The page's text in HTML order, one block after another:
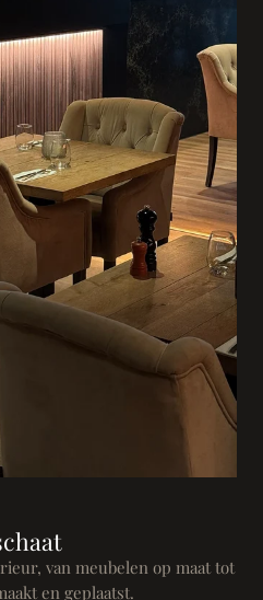
van meubelen op maat tot
en geplaatst.